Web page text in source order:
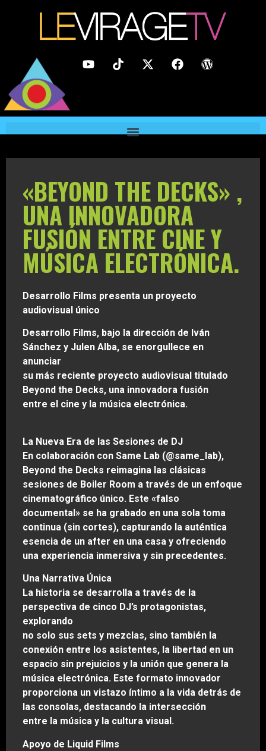
«BEYOND THE DECKS» ,
UNA INNOVADORA
FUSIÓN ENTRE CINE Y
MÚSICA ELECTRÓNICA.
Desarrollo Films presenta un proyecto
audiovisual único
Desarrollo Films, bajo la dirección de Iván
Sánchez y Julen Alba, se enorgullece en
anunciar
su más reciente proyecto audiovisual titulado
Beyond the Decks, una innovadora fusión
entre el cine y la música electrónica.
La Nueva Era de las Sesiones de DJ
En colaboración con Same Lab (@same_lab),
Beyond the Decks reimagina las clásicas
sesiones de Boiler Room a través de un enfoque
cinematográfico único. Este «falso
documental» se ha grabado en una sola toma
continua (sin cortes), capturando la auténtica
esencia de un after en una casa y ofreciendo
una experiencia inmersiva y sin precedentes.
Una Narrativa Única
La historia se desarrolla a través de la
perspectiva de cinco DJ’s protagonistas,
explorando
no solo sus sets y mezclas, sino también la
conexión entre los asistentes, la libertad en un
espacio sin prejuicios y la unión que genera la
música electrónica. Este formato innovador
proporciona un vistazo íntimo a la vida detrás de
las consolas, destacando la intersección
entre la música y la cultura visual.
Apoyo de Liquid Films